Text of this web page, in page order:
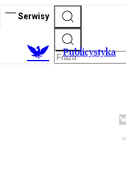
Serwisy
Publicystyka